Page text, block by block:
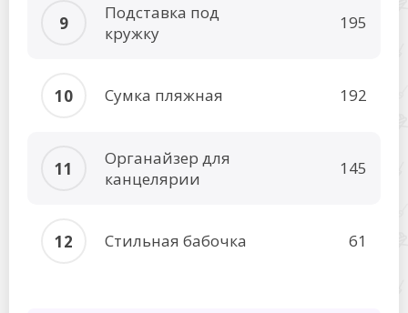
Подставка под
кружку
195
Сумка пляжная 192
Органайзер для
канцелярии
145
Стильная бабочка 61